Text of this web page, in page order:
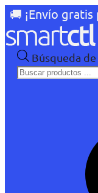
🚚 ¡Envío
Búsqueda